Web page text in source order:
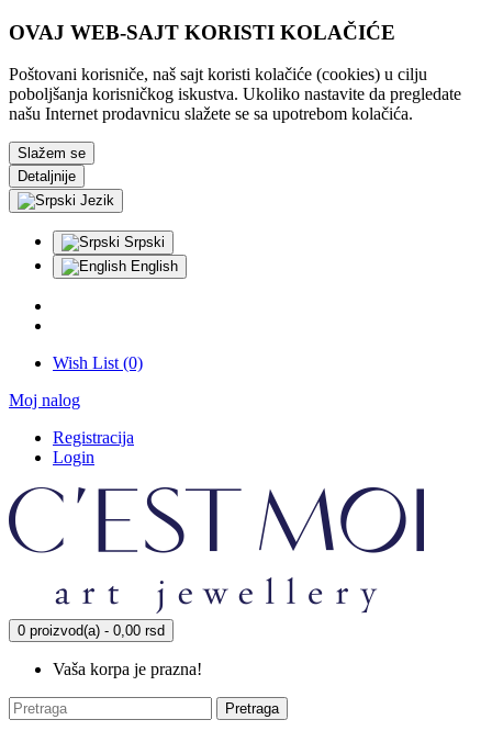
OVAJ WEB-SAJT KORISTI KOLAČIĆE
Poštovani korisniče, naš sajt koristi kolačiće (cookies) u cilju
poboljšanja korisničkog iskustva. Ukoliko nastavite da pregledate
našu Internet prodavnicu slažete se sa upotrebom kolačića.
Slažem se
Detaljnije
Jezik
Srpski
English
Wish List (0)
Moj nalog
Registracija
Login
0 proizvod(a) - 0,00 rsd
Vaša korpa je prazna!
Pretraga